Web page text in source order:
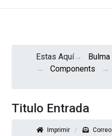
Estas Aquí Bulma
Components
Titulo Entrada
Imprimir Correo